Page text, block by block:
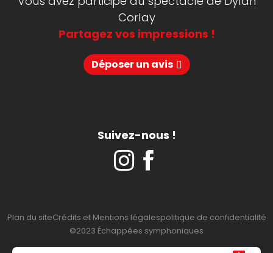
Corlay
Partagez vos impressions !
Déposer un avis
Suivez-nous !
Plan du siteCrédits et Mentions légalespolitique de confidentialité
©2023 Échappées symphoniques